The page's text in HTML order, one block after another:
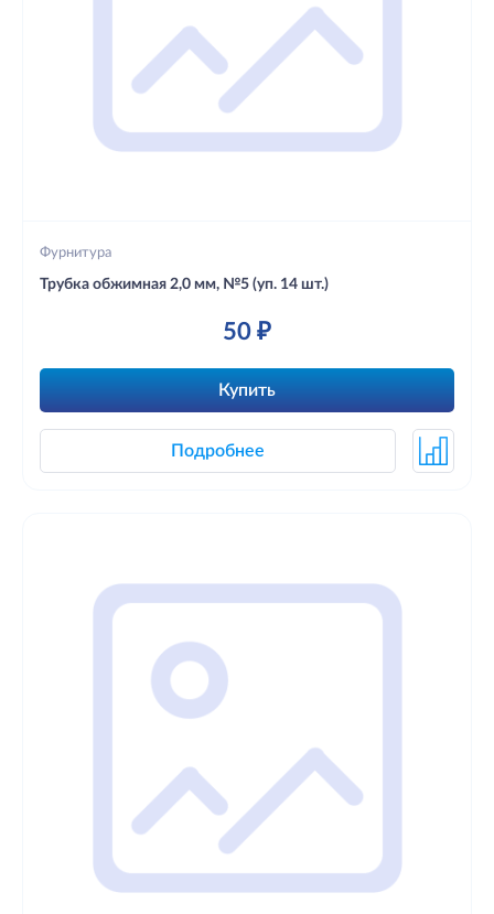
Фурнитура
Трубка обжимная 2,0 мм, №5 (уп. 14 шт.)
50 ₽
Купить
Подробнее